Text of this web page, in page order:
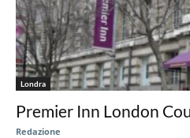
Londra
Premier Inn London
Redazione